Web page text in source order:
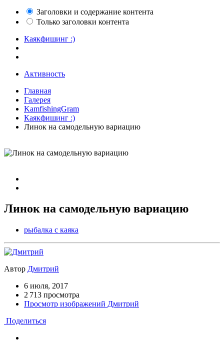
Заголовки и содержание контента
Только заголовки контента
Каякфишинг :)
Активность
Главная
Галерея
KamfishingGram
Каякфишинг :)
Линок на самодельную вариацию
Линок на самодельную вариацию
рыбалка с каяка
Автор Дмитрий
6 июля, 2017
2 713 просмотра
Просмотр изображений Дмитрий
Поделиться